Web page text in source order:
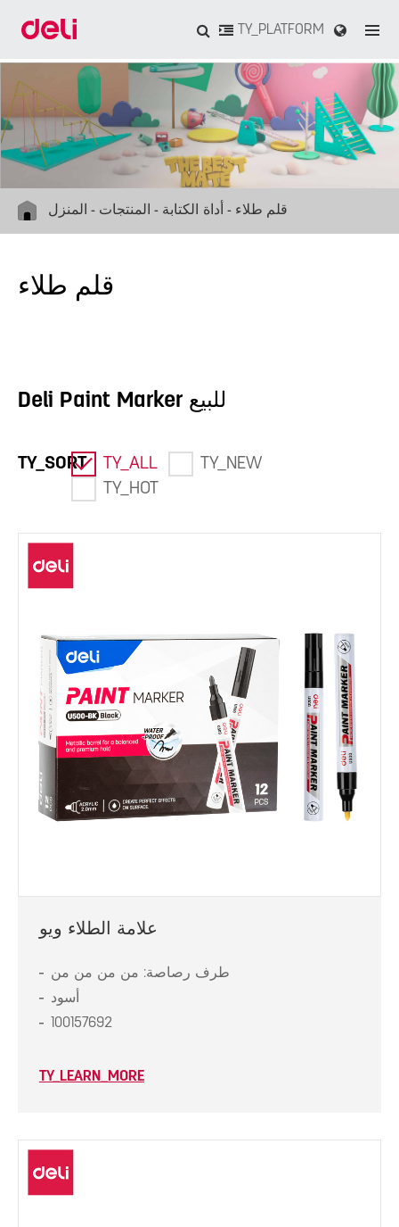
TY_PLATFORM
المنزل المنتجات أداة الكتابة قلم طلاء
قلم طلاء
Deli Paint Marker للبيع
TY_SORT TY_ALL
TY_NEW
TY_HOT
علامة الطلاء ويو
طرف رصاصة: من من من من
أسود
100157692
TY_LEARN_MORE